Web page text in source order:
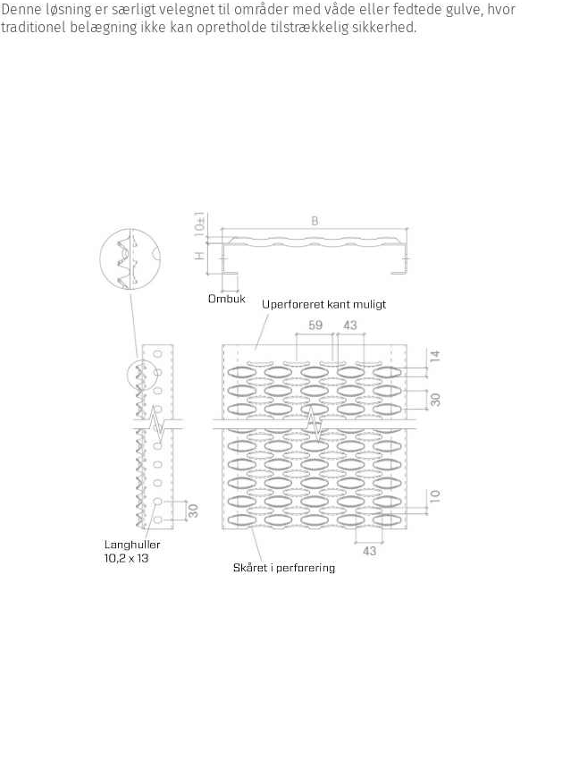
Denne løsning er særligt velegnet til områder med våde eller fedtede gulve, hvor
traditionel belægning ikke kan opretholde tilstrækkelig sikkerhed.